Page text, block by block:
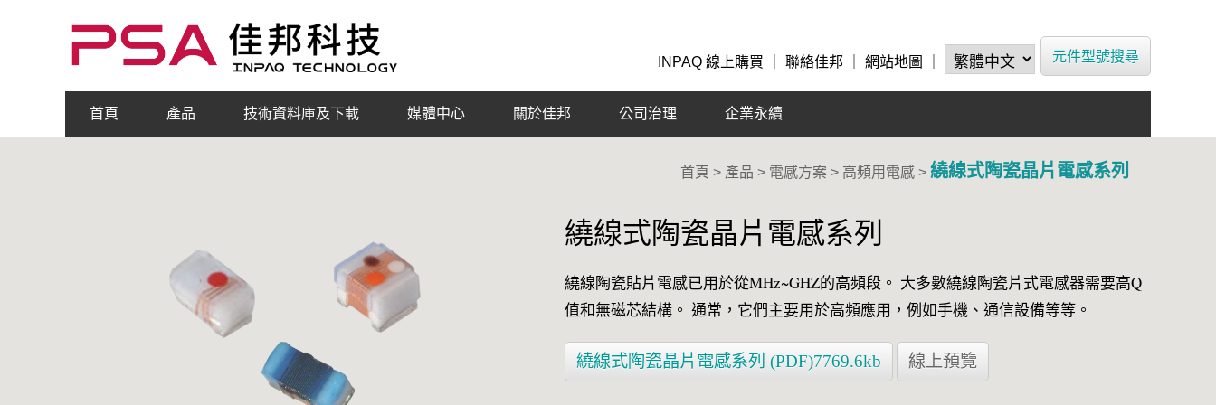
INPAQ 線上購買 聯絡佳邦 網站地圖 元件型號搜尋
首頁 產品 技術資料庫及下載 媒體中心 關於佳邦 公司治理 企業永續
首頁 > 產品 > 電感方案 > 高頻用電感 > 繞線式陶瓷晶片電感系列
繞線式陶瓷晶片電感系列
繞線陶瓷貼片電感已用於從MHz~GHZ的高頻段。 大多數繞線陶瓷片式電感器需要高Q
值和無磁芯結構。 通常，它們主要用於高頻應用，例如手機、通信設備等等。
繞線式陶瓷晶片電感系列 (PDF)7769.6kb 線上預覽